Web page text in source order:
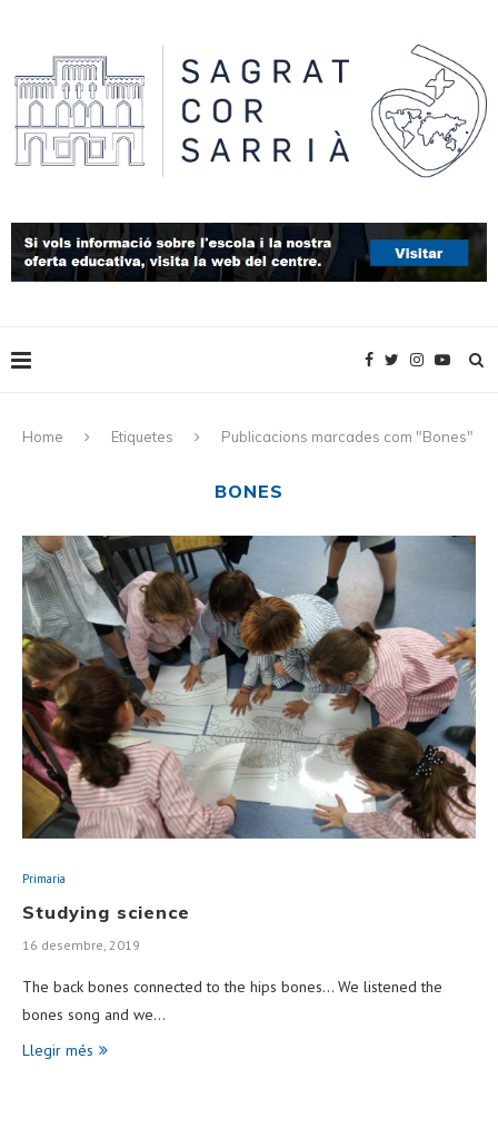
Home Etiquetes Publicacions marcades com "Bones"
BONES
Primaria
Studying science
16 desembre, 2019
The back bones connected to the hips bones… We listened the
bones song and we…
Llegir més